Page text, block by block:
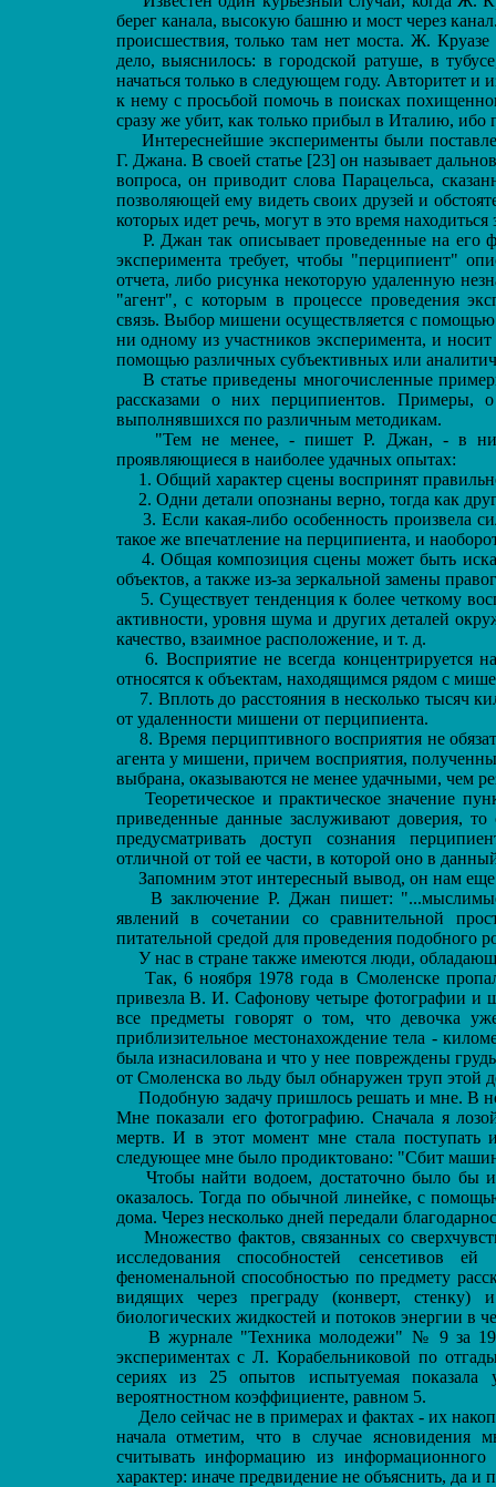
берег канала, высокую башню и мост через
происшествия, только там нет моста. Ж.
дело, выяснилось: в городской ратуше, в
начаться только в следующем году. Авторитет
к нему с просьбой помочь в поисках
сразу же убит, как только прибыл в Италию, ибо
Интереснейшие эксперименты были
Г. Джана. В своей статье [23] он называет
вопроса, он приводит слова Парацельса,
позволяющей ему видеть своих друзей и
которых идет речь, могут в это время
Р. Джан так описывает проведенные на его
эксперимента требует, чтобы "перципиент"
отчета, либо рисунка некоторую удаленную
"агент", с которым в процессе проведения
связь. Выбор мишени осуществляется с помощью
ни одному из участников эксперимента, и
помощью различных субъективных или
В статье приведены многочисленные
рассказами о них перципиентов. Примеры,
выполнявшихся по различным методикам.
"Тем не менее, - пишет Р. Джан, - в них
проявляющиеся в наиболее удачных опытах:
1. Общий характер сцены воспринят
2. Одни детали опознаны верно, тогда как
3. Если какая-либо особенность произвела
такое же впечатление на перципиента, и
4. Общая композиция сцены может быть
объектов, а также из-за зеркальной замены
5. Существует тенденция к более четкому
активности, уровня шума и других деталей
качество, взаимное расположение, и т. д.
6. Восприятие не всегда концентрируется
относятся к объектам, находящимся рядом с
7. Вплоть до расстояния в несколько тысяч
от удаленности мишени от перципиента.
8. Время перциптивного восприятия не
агента у мишени, причем восприятия,
выбрана, оказываются не менее удачными, чем
Теоретическое и практическое значение
приведенные данные заслуживают доверия,
предусматривать доступ сознания
отличной от той ее части, в которой оно в
Запомним этот интересный вывод, он нам еще
В заключение Р. Джан пишет: "...мыслимые
явлений в сочетании со сравнительной
питательной средой для проведения подобного
У нас в стране также имеются люди,
Так, 6 ноября 1978 года в Смоленске
привезла В. И. Сафонову четыре фотографии и
все предметы говорят о том, что девочка
приблизительное местонахождение тела -
была изнасилована и что у нее повреждены
от Смоленска во льду был обнаружен труп этой
Подобную задачу пришлось решать и мне. В
Мне показали его фотографию. Сначала я
мертв. И в этот момент мне стала поступать
следующее мне было продиктовано: "Сбит
Чтобы найти водоем, достаточно было бы
оказалось. Тогда по обычной линейке, с
дома. Через несколько дней передали
Множество фактов, связанных со
исследования способностей сенсетивов
феноменальной способностью по предмету
видящих через преграду (конверт,
биологических жидкостей и потоков энергии в
В журнале "Техника молодежи" № 9 за
экспериментах с Л. Корабельниковой по
сериях из 25 опытов испытуемая
вероятностном коэффициенте, равном 5.
Дело сейчас не в примерах и фактах - их
начала отметим, что в случае ясновидения
считывать информацию из информационного
характер: иначе предвидение не объяснить, да